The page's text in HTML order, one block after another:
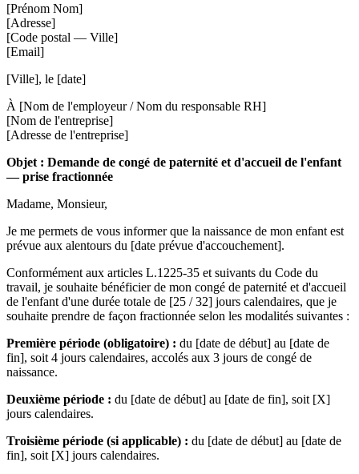
[Prénom Nom]
[Adresse]
[Code postal — Ville]
[Email]
[Ville], le [date]
À [Nom de l'employeur / Nom du responsable RH]
[Nom de l'entreprise]
[Adresse de l'entreprise]
Objet : Demande de congé de paternité et d'accueil de l'enfant
— prise fractionnée
Madame, Monsieur,
Je me permets de vous informer que la naissance de mon enfant est
prévue aux alentours du [date prévue d'accouchement].
Conformément aux articles L.1225-35 et suivants du Code du
travail, je souhaite bénéficier de mon congé de paternité et d'accueil
de l'enfant d'une durée totale de [25 / 32] jours calendaires, que je
souhaite prendre de façon fractionnée selon les modalités suivantes :
Première période (obligatoire) : du [date de début] au [date de
fin], soit 4 jours calendaires, accolés aux 3 jours de congé de
naissance.
Deuxième période : du [date de début] au [date de fin], soit [X]
jours calendaires.
Troisième période (si applicable) : du [date de début] au [date de
fin], soit [X] jours calendaires.